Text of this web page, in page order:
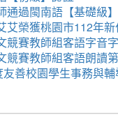
過閩南語【基礎級
榮獲桃園市112年
競賽教師組客語字音
競賽教師組客語朗讀
善校園學生事務與